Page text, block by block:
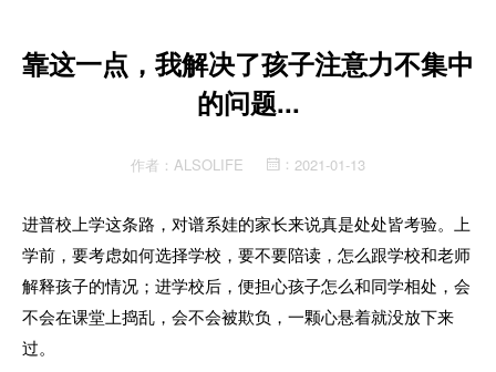
靠这一点，我解决了孩子注意力不集中
的问题...
作者： ALSOLIFE ： 2021-01-13
进普校上学这条路，对谱系娃的家长来说真是处处皆考验。
上
学前，要考虑如何选择学校，要不要陪读 ，怎么跟学校和老师
解释孩子的情况； 进学校后，便担心孩子怎么和同学相处，会
不会在课堂上捣乱，会不会被欺负，一颗心悬着就没放下来
过。